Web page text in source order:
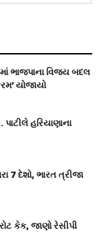
ભાજપાના વિજય બદલ
યોજાયો
હરિયાણાના
7 દેશો, ભારત ત્રીજા
કેક, જાણો રેસીપી